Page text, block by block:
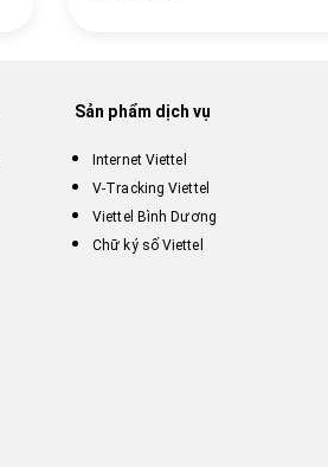
Sản phẩm dịch vụ
Internet Viettel
V-Tracking Viettel
Viettel Bình Dương
Chữ ký số Viettel